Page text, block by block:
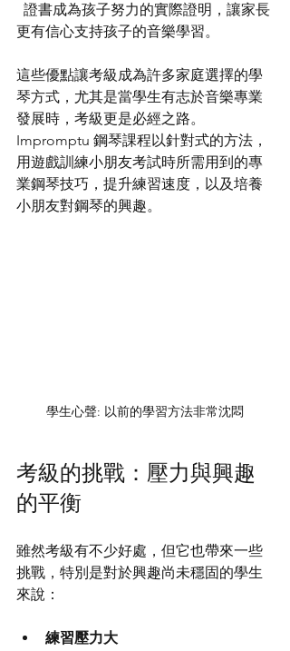
更有信心支持孩子的音樂學習。
這些優點讓考級成為許多家庭選擇的學
琴方式，尤其是當學生有志於音樂專業
發展時，考級更是必經之路。
Impromptu 鋼琴課程以針對式的方法，
用遊戲訓練小朋友考試時所需用到的專
業鋼琴技巧，提升練習速度，以及培養
小朋友對鋼琴的興趣。
學生心聲: 以前的學習方法非常沈悶
考級的挑戰：壓力與興趣
的平衡
雖然考級有不少好處，但它也帶來一些
挑戰，特別是對於興趣尚未穩固的學生
來說：
練習壓力大